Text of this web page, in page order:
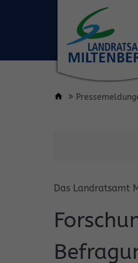
Das Landratsamt